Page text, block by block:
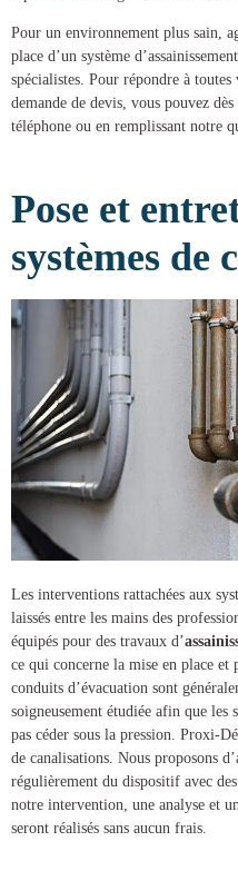
Pour un environnement plus sain,
place d’un système d’assainissement
spécialistes. Pour répondre à
demande de devis, vous pouvez
téléphone ou en remplissant notre
Pose et
systèmes de
Les interventions rattachées aux
laissés entre les mains des
équipés pour des travaux d’
ce qui concerne la mise en place et
conduits d’évacuation sont
soigneusement étudiée afin que les
pas céder sous la pression. Proxi-
de canalisations. Nous proposons
régulièrement du dispositif avec
notre intervention, une analyse et
seront réalisés sans aucun frais.